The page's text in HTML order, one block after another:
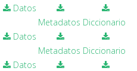
Datos
Metadatos Diccionario
Datos
Metadatos Diccionario
Datos